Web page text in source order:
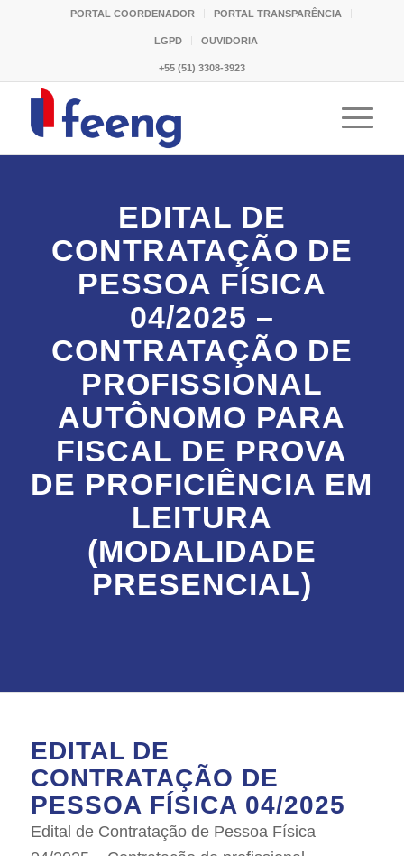
PORTAL COORDENADOR PORTAL TRANSPARÊNCIA
LGPD OUVIDORIA
+55 (51) 3308-3923
EDITAL DE
CONTRATAÇÃO DE
PESSOA FÍSICA
04/2025 –
CONTRATAÇÃO DE
PROFISSIONAL
AUTÔNOMO PARA
FISCAL DE PROVA
DE PROFICIÊNCIA EM
LEITURA
(MODALIDADE
PRESENCIAL)
EDITAL DE
CONTRATAÇÃO DE
PESSOA FÍSICA 04/2025
Edital de Contratação de Pessoa Física